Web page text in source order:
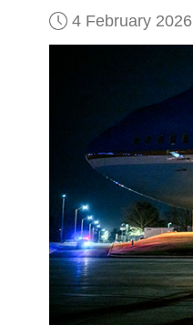
4 February 2026